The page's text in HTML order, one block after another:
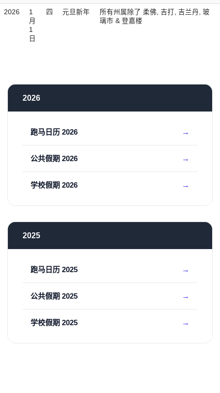
2026
1
月
1
日
四 元旦新年
所有州属除了 柔佛, 吉打, 吉兰丹, 玻
璃市 & 登嘉楼
2026
跑马日历 2026
公共假期 2026
学校假期 2026
2025
跑马日历 2025
公共假期 2025
学校假期 2025